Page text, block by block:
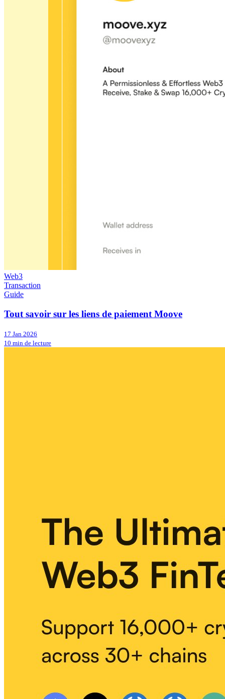
Web3
Transaction
Guide
Tout savoir sur les liens de paiement Moove
17 Jan 2026
10 min de lecture